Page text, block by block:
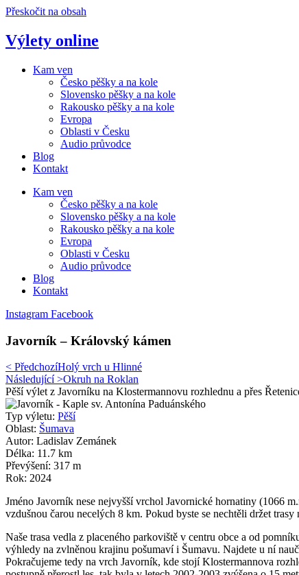
Přeskočit na obsah
Výlety online
Kam ven
Česko pěšky a na kole
Slovensko pěšky a na kole
Rakousko pěšky a na kole
Evropa
Oblasti v Česku
Audio průvodce
Blog
Kontakt
Kam ven
Česko pěšky a na kole
Slovensko pěšky a na kole
Rakousko pěšky a na kole
Evropa
Oblasti v Česku
Audio průvodce
Blog
Kontakt
Instagram Facebook
Javorník – Královský kámen
< PředchozíHolý vrch u Hlinné
Následující >Okruh na Roklan
Pěší výlet z Javorníku na Klostermannovu rozhlednu a přes
Typ výletu: Pěší
Oblast: Šumava
Autor: Ladislav Zemánek
Délka: 11.7 km
Převýšení: 317 m
Rok: 2024
Jméno Javorník nese nejvyšší vrchol Javornické hornatiny (1066
vzdušnou čarou necelých 8 km. Pokud byste se nechtěli držet trasy
Naše trasa vedla z placeného parkoviště v centru obce a od
výhledy na zvlněnou krajinu pošumaví i Šumavu. Najdete u ní
Pokračujeme tedy na vrch Javorník, kde stojí Klostermannova